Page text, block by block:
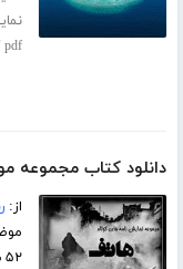
pdf کتاب جزیره
دانلود کتاب مجموعه
از:
۵۲ صفحه